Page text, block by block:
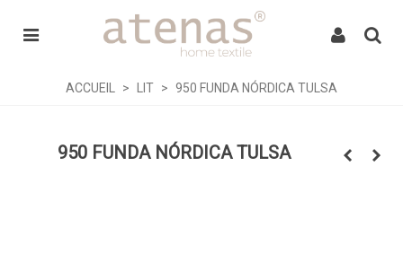
ACCUEIL > LIT > 950 FUNDA NÓRDICA TULSA
950 FUNDA NÓRDICA TULSA